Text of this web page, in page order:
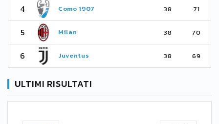
4 Como 1907 38 71
5 Milan 38 70
6 Juventus 38 69
ULTIMI RISULTATI